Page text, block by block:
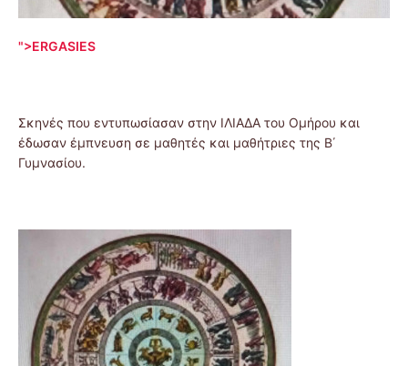
">ERGASIES
Σκηνές που εντυπωσίασαν στην ΙΛΙΑΔΑ του Ομήρου και
έδωσαν έμπνευση σε μαθητές και μαθήτριες της Β΄
Γυμνασίου.